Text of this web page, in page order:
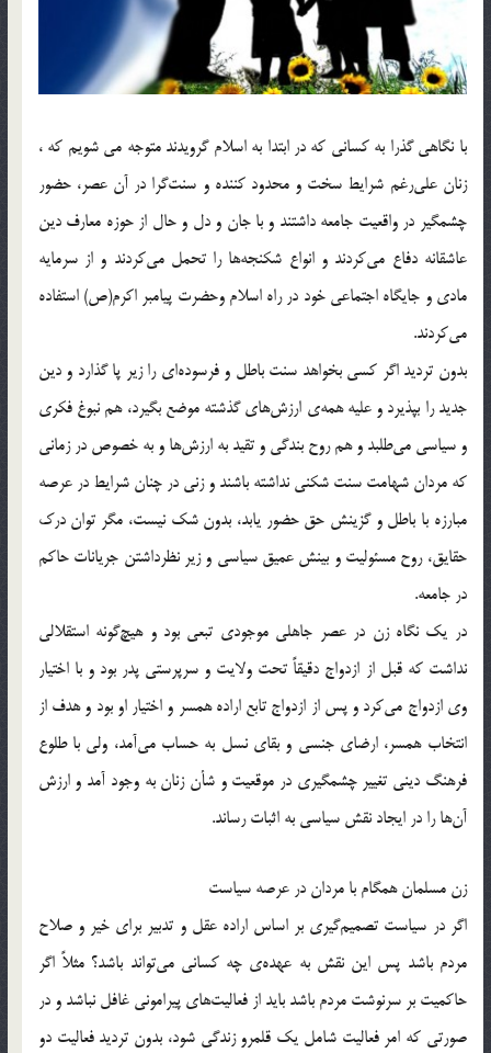
با نگاهی گذرا به کسانی که در ابتدا به اسلام گرویدند متوجه می شویم که ،
زنان علی‌رغم شرایط سخت و محدود کننده و سنت‌گرا در آن عصر، حضور
چشمگیر در واقعیت جامعه داشتند و با جان و دل و حال از حوزه معارف دین
عاشقانه دفاع می‌کردند و انواع شکنجه‌ها را تحمل می‌کردند و از سرمایه
مادی و جایگاه اجتماعی خود در راه اسلام وحضرت پیامبر اکرم(ص) استفاده
می‌کردند.
بدون تردید اگر کسی بخواهد سنت باطل و فرسوده‌ای را زیر پا گذارد و دین
جدید را بپذیرد و علیه همه‌ی ارزش‌های گذشته موضع بگیرد، هم نبوغ فکری
و سیاسی می‌طلبد و هم روح بندگی و تقید به ارزش‌ها و به خصوص در زمانی
که مردان شهامت سنت شکنی نداشته باشند و زنی در چنان شرایط در عرصه
مبارزه با باطل و گزینش حق حضور یابد، بدون شک نیست، مگر توان درک
حقایق، روح مسئولیت و بینش عمیق سیاسی و زیر نظرداشتن جریانات حاکم
در جامعه.
در یک نگاه زن در عصر جاهلی موجودی تبعی بود و هیچ‌گونه استقلالی
نداشت که قبل از ازدواج دقیقاً تحت ولایت و سرپرستی پدر بود و با اختیار
وی ازدواج می‌کرد و پس از ازدواج تابع اراده همسر و اختیار او بود و هدف از
انتخاب همسر، ارضای جنسی و بقای نسل به حساب می‌آمد، ولی با طلوع
فرهنگ دینی تغییر چشمگیری در موقعیت و شأن زنان به وجود آمد و ارزش
آن‌ها را در ایجاد نقش سیاسی به اثبات رساند.
زن مسلمان همگام با مردان در عرصه سیاست
اگر در سیاست تصمیم‌گیری بر اساس اراده عقل و تدبیر برای خیر و صلاح
مردم باشد پس این نقش به عهده‌ی چه کسانی می‌تواند باشد؟ مثلاً اگر
حاکمیت بر سرنوشت مردم باشد باید از فعالیت‌های پیرامونی غافل نباشد و در
صورتی که امر فعالیت شامل یک قلمرو زندگی شود، بدون تردید فعالیت دو